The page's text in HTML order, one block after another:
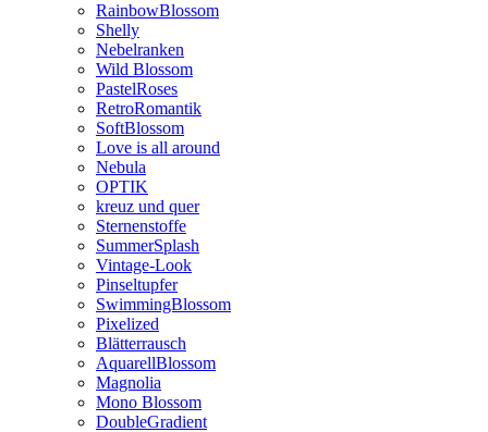
RainbowBlossom
Shelly
Nebelranken
Wild Blossom
PastelRoses
RetroRomantik
SoftBlossom
Love is all around
Nebula
OPTIK
kreuz und quer
Sternenstoffe
SummerSplash
Vintage-Look
Pinseltupfer
SwimmingBlossom
Pixelized
Blätterrausch
AquarellBlossom
Magnolia
Mono Blossom
DoubleGradient